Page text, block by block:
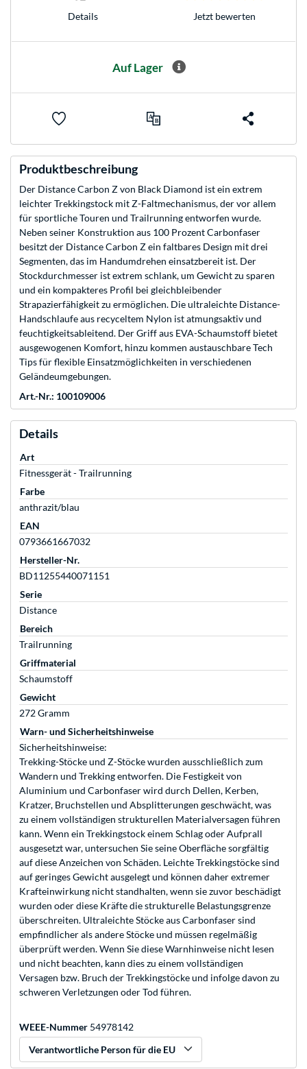
Details Jetzt bewerten
Auf Lager
Produktbeschreibung
Der Distance Carbon Z von Black Diamond ist ein extrem
leichter Trekkingstock mit Z-Faltmechanismus, der vor allem
für sportliche Touren und Trailrunning entworfen wurde.
Neben seiner Konstruktion aus 100 Prozent Carbonfaser
besitzt der Distance Carbon Z ein faltbares Design mit drei
Segmenten, das im Handumdrehen einsatzbereit ist. Der
Stockdurchmesser ist extrem schlank, um Gewicht zu sparen
und ein kompakteres Profil bei gleichbleibender
Strapazierfähigkeit zu ermöglichen. Die ultraleichte Distance-
Handschlaufe aus recyceltem Nylon ist atmungsaktiv und
feuchtigkeitsableitend. Der Griff aus EVA-Schaumstoff bietet
ausgewogenen Komfort, hinzu kommen austauschbare Tech
Tips für flexible Einsatzmöglichkeiten in verschiedenen
Geländeumgebungen.
Art.-Nr.: 100109006
Details
Art
Fitnessgerät - Trailrunning
Farbe
anthrazit/blau
EAN
0793661667032
Hersteller-Nr.
BD11255440071151
Serie
Distance
Bereich
Trailrunning
Griffmaterial
Schaumstoff
Gewicht
272 Gramm
Warn- und Sicherheitshinweise
Sicherheitshinweise:
Trekking-Stöcke und Z-Stöcke wurden ausschließlich zum
Wandern und Trekking entworfen. Die Festigkeit von
Aluminium und Carbonfaser wird durch Dellen, Kerben,
Kratzer, Bruchstellen und Absplitterungen geschwächt, was
zu einem vollständigen strukturellen Materialversagen führen
kann. Wenn ein Trekkingstock einem Schlag oder Aufprall
ausgesetzt war, untersuchen Sie seine Oberfläche sorgfältig
auf diese Anzeichen von Schäden. Leichte Trekkingstöcke sind
auf geringes Gewicht ausgelegt und können daher extremer
Krafteinwirkung nicht standhalten, wenn sie zuvor beschädigt
wurden oder diese Kräfte die strukturelle Belastungsgrenze
überschreiten. Ultraleichte Stöcke aus Carbonfaser sind
empfindlicher als andere Stöcke und müssen regelmäßig
überprüft werden. Wenn Sie diese Warnhinweise nicht lesen
und nicht beachten, kann dies zu einem vollständigen
Versagen bzw. Bruch der Trekkingstöcke und infolge davon zu
schweren Verletzungen oder Tod führen.
WEEE-Nummer 54978142
Verantwortliche Person für die EU